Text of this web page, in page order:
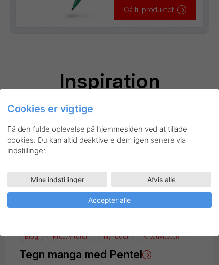
Gå til produktet
Inspiration
Blog Kreativiteten Nyheder Kreativiteten manga
Tegn manga med Pentel
Cookies er vigtige
Få den fulde oplevelse på hjemmesiden ved at tillade
cookies. Du kan altid deaktivere dem igen senere via
indstillinger.
Mine indstillinger Afvis alle
Accepter alle